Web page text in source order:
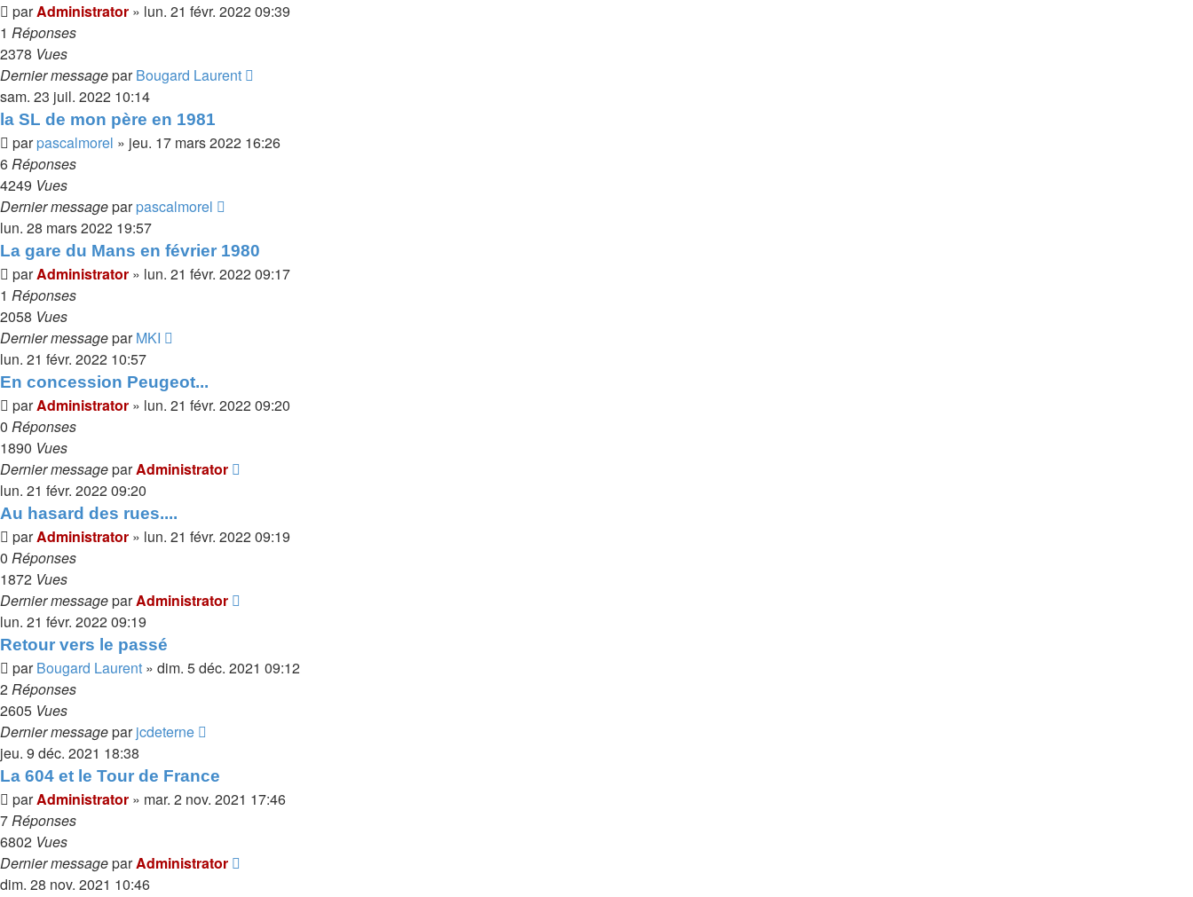
parAdministrator » lun. 21 févr. 2022 09:39
1 Réponses
2378 Vues
Dernier messageparBougard Laurent
sam. 23 juil. 2022 10:14
la SL de mon père en 1981
parpascalmorel » jeu. 17 mars 2022 16:26
6Réponses
4249 Vues
Dernier messageparpascalmorel
lun. 28 mars 2022 19:57
La gare du Mans en février 1980
parAdministrator » lun. 21 févr. 2022 09:17
1 Réponses
2058 Vues
Dernier messageparMKI
lun. 21 févr. 2022 10:57
En concession Peugeot...
parAdministrator » lun. 21 févr. 2022 09:20
0 Réponses
1890 Vues
Dernier messageparAdministrator
lun. 21 févr. 2022 09:20
Au hasard des rues....
parAdministrator » lun. 21 févr. 2022 09:19
0 Réponses
1872 Vues
Dernier messageparAdministrator
lun. 21 févr. 2022 09:19
Retour vers le passé
parBougard Laurent » dim. 5 déc. 2021 09:12
2Réponses
2605 Vues
Dernier messageparjcdeterne
jeu. 9 déc. 2021 18:38
La 604 et le Tour de France
parAdministrator » mar. 2 nov. 2021 17:46
7Réponses
6802 Vues
Dernier messageparAdministrator
dim. 28 nov. 2021 10:46